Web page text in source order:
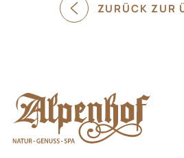
ZURÜCK ZUR